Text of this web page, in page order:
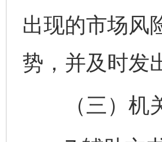
出现的市场风
势，并及时发
（三）机